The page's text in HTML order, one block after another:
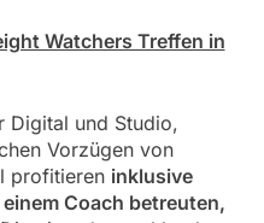
Watchers Treffen in
Digital und Studio,
Vorzügen von
profitieren inklusive
Coach betreuten,